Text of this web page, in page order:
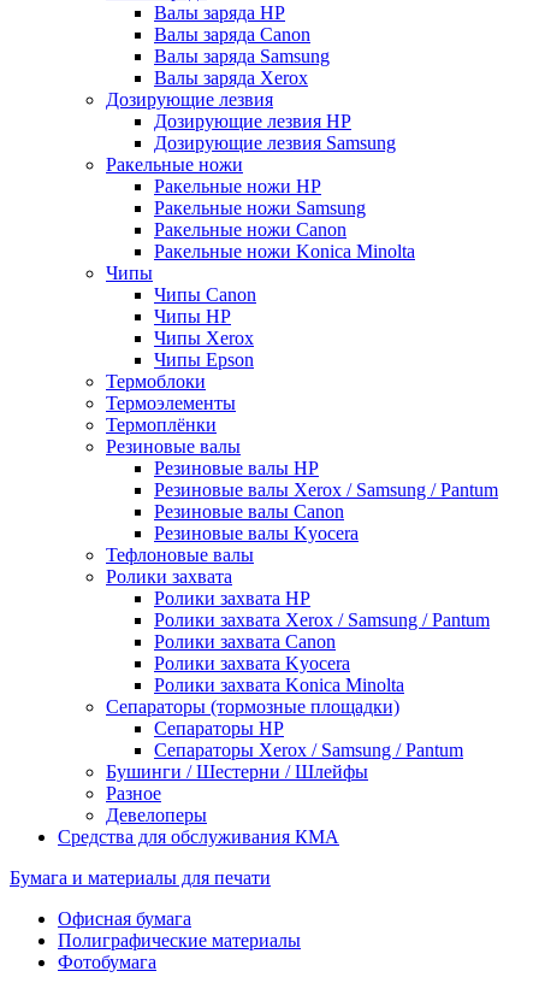
Валы заряда HP
Валы заряда Canon
Валы заряда Samsung
Валы заряда Xerox
Дозирующие лезвия
Дозирующие лезвия HP
Дозирующие лезвия Samsung
Ракельные ножи
Ракельные ножи HP
Ракельные ножи Samsung
Ракельные ножи Canon
Ракельные ножи Konica Minolta
Чипы
Чипы Canon
Чипы HP
Чипы Xerox
Чипы Epson
Термоблоки
Термоэлементы
Термоплёнки
Резиновые валы
Резиновые валы HP
Резиновые валы Xerox / Samsung / Pantum
Резиновые валы Canon
Резиновые валы Kyocera
Тефлоновые валы
Ролики захвата
Ролики захвата HP
Ролики захвата Xerox / Samsung / Pantum
Ролики захвата Canon
Ролики захвата Kyocera
Ролики захвата Konica Minolta
Сепараторы (тормозные площадки)
Сепараторы HP
Сепараторы Xerox / Samsung / Pantum
Бушинги / Шестерни / Шлейфы
Разное
Девелоперы
Средства для обслуживания КМА
Бумага и материалы для печати
Офисная бумага
Полиграфические материалы
Фотобумага